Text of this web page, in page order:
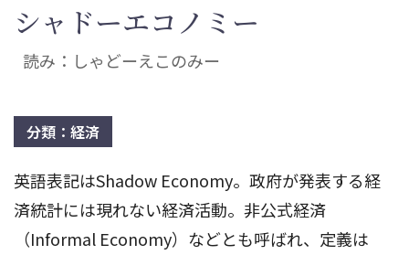
シャドーエコノミー
読み：しゃどーえこのみー
分類：経済
英語表記はShadow Economy。政府が発表する経
済統計には現れない経済活動。非公式経済
（Informal Economy）などとも呼ばれ、定義は